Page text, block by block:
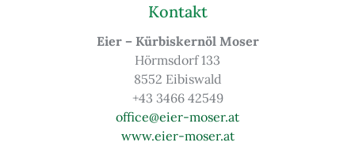
Kontakt
Eier – Kürbiskernöl Moser
Hörmsdorf 133
8552 Eibiswald
+43 3466 42549
office@eier-moser.at
www.eier-moser.at